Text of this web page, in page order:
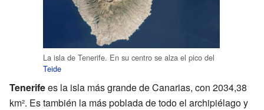
La isla de Tenerife. En su centro se alza el pico del
Teide
Tenerifees la isla más grande de Canarias, con 2034,38
km². Es también la más poblada de todo el archipiélago y